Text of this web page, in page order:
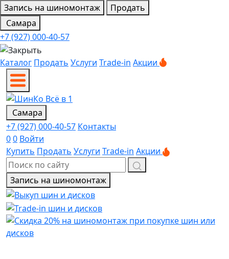
Запись на шиномонтаж
Продать
Самара
+7 (927) 000-40-57
Каталог Продать Услуги Trade-in Акции
Самара
+7 (927) 000-40-57 Контакты
00 Войти
Купить Продать Услуги Trade-in Акции
Запись на шиномонтаж